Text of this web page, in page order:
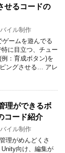
せるコードの
イル制作
ームを遊んでる
に目立つ、チュー
：育成ボタン)を
ングさせる… アレ
理ができるボ
コード紹介
イル制作
理がめんどくさ
向け、編集が